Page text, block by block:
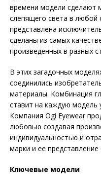
времени модели сделают
слепящего света в любой
представлена
сделаны из самых
произведенных в разных
В этих загадочных
соединились
материалы. Комбинация
ставит на каждую модель
Компания Ogi Eyewear
любовью создавая
индивидуальностью и
марки и ее
Ключевые модели